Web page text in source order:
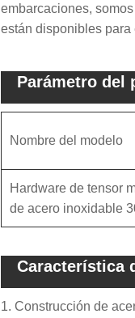
embarcaciones,
están disponibles
Parámetro del
Nombre del modelo
Hardware de tensor
de acero inoxidable
Característica
1. Construcción de